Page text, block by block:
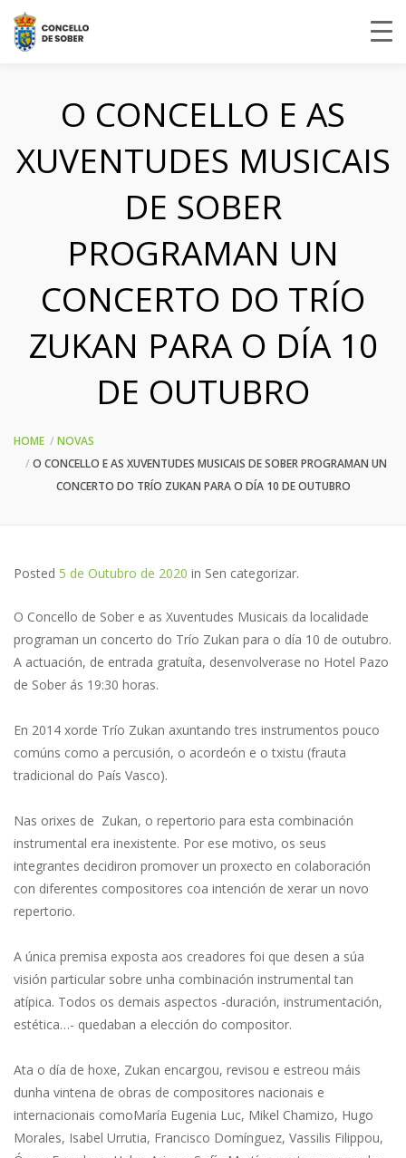
O CONCELLO E AS
XUVENTUDES MUSICAIS
DE SOBER
PROGRAMAN UN
CONCERTO DO TRÍO
ZUKAN PARA O DÍA 10
DE OUTUBRO
HOME
NOVAS
O CONCELLO E AS XUVENTUDES MUSICAIS DE SOBER PROGRAMAN UN
CONCERTO DO TRÍO ZUKAN PARA O DÍA 10 DE OUTUBRO
Posted 5 de Outubro de 2020 in Sen categorizar.
O Concello de Sober e as Xuventudes Musicais da localidade
programan un concerto do Trío Zukan para o día 10 de outubro.
A actuación, de entrada gratuíta, desenvolverase no Hotel Pazo
de Sober ás 19:30 horas.
En 2014 xorde Trío Zukan axuntando tres instrumentos pouco
comúns como a percusión, o acordeón e o txistu (frauta
tradicional do País Vasco).
Nas orixes de Zukan, o repertorio para esta combinación
instrumental era inexistente. Por ese motivo, os seus
integrantes decidiron promover un proxecto en colaboración
con diferentes compositores coa intención de xerar un novo
repertorio.
A única premisa exposta aos creadores foi que desen a súa
visión particular sobre unha combinación instrumental tan
atípica. Todos os demais aspectos -duración, instrumentación,
estética…- quedaban a elección do compositor.
Ata o día de hoxe, Zukan encargou, revisou e estreou máis
dunha vintena de obras de compositores nacionais e
internacionais comoMaría Eugenia Luc, Mikel Chamizo, Hugo
Morales, Isabel Urrutia, Francisco Domínguez, Vassilis Filippou,